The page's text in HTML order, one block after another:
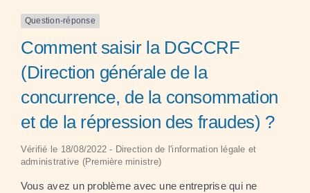
Question-réponse
Comment saisir la DGCCRF
(Direction générale de la
concurrence, de la consommation
et de la répression des fraudes) ?
Vérifié le 18/08/2022 - Direction de l'information légale et
administrative (Première ministre)
Vous avez un problème avec une entreprise qui ne